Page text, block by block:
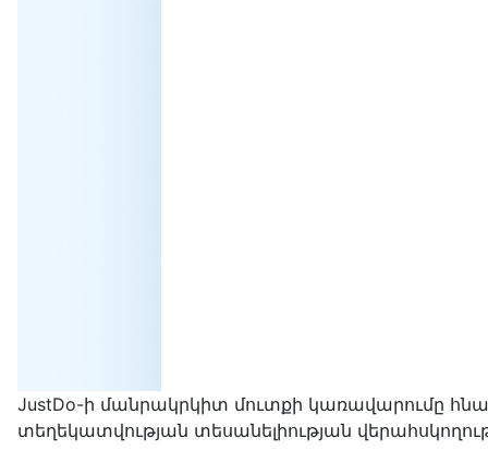
JustDo-ի մանրակրկիտ մուտքի կառավարումը
տեղեկատվության տեսանելիության